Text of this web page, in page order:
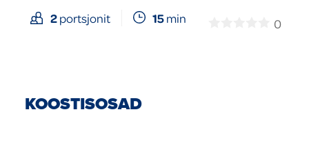
2 portsjonit 15 min 0
KOOSTISOSAD